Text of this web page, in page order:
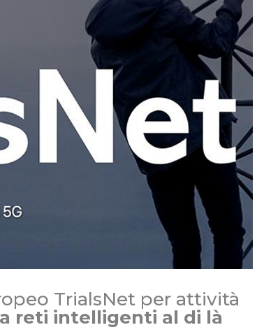
TrialsNet per attività
reti intelligenti al di là